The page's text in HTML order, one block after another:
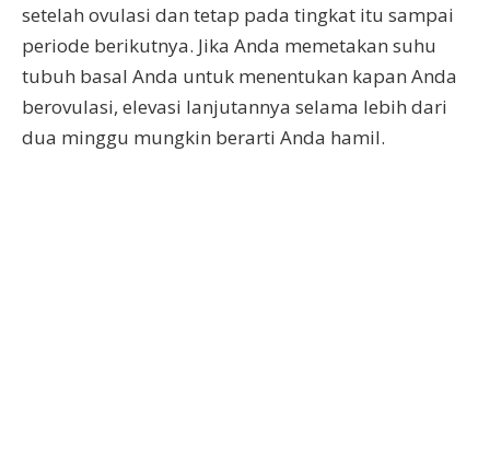
setelah ovulasi dan tetap pada tingkat itu sampai
periode berikutnya. Jika Anda memetakan suhu
tubuh basal Anda untuk menentukan kapan Anda
berovulasi, elevasi lanjutannya selama lebih dari
dua minggu mungkin berarti Anda hamil.